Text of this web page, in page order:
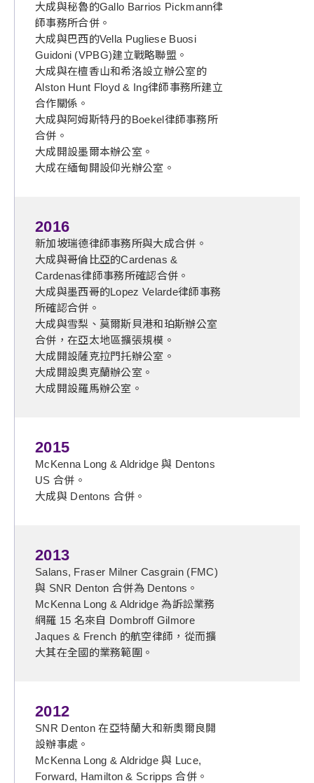
大成與秘魯的Gallo Barrios Pickmann律
師事務所合併。
大成與巴西的Vella Pugliese Buosi
Guidoni (VPBG)建立戰略聯盟。
大成與在檀香山和希洛設立辦公室的
Alston Hunt Floyd & Ing律師事務所建立
合作關係。
大成與阿姆斯特丹的Boekel律師事務所
合併。
大成開設墨爾本辦公室。
大成在緬甸開設仰光辦公室。
2016
新加坡瑞德律師事務所與大成合併。
大成與哥倫比亞的Cardenas &
Cardenas律師事務所確認合併。
大成與墨西哥的Lopez Velarde律師事務
所確認合併。
大成與雪梨、莫爾斯貝港和珀斯辦公室
合併，在亞太地區擴張規模。
大成開設薩克拉門托辦公室。
大成開設奧克蘭辦公室。
大成開設羅馬辦公室。
2015
McKenna Long & Aldridge 與 Dentons
US 合併。
大成與 Dentons 合併。
2013
Salans, Fraser Milner Casgrain (FMC)
與 SNR Denton 合併為 Dentons。
McKenna Long & Aldridge 為訴訟業務
網羅 15 名來自 Dombroff Gilmore
Jaques & French 的航空律師，從而擴
大其在全國的業務範圍。
2012
SNR Denton 在亞特蘭大和新奧爾良開
設辦事處。
McKenna Long & Aldridge 與 Luce,
Forward, Hamilton & Scripps 合併。